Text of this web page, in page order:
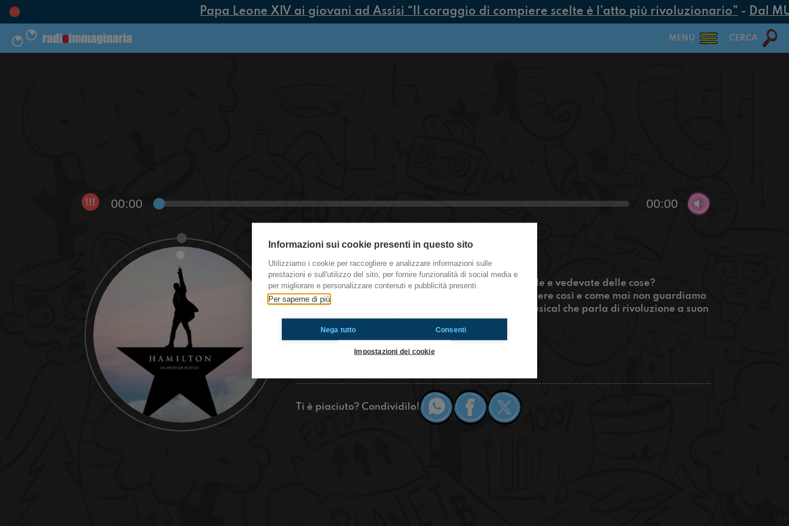
Papa Leone XIV ai giovani ad Assisi “Il coraggio di compiere scelte è l’atto più rivoluzionario”- Dal
MENU CERCA
!!! 00:00 00:00
#milano Guardatevi il Cielo
ON AIR
Vi ricordate quando da piccoli guardavate le nuvole e vedevate delle cose?
Scopriamo perché la nostra mente ce le faceva vedere così e come mai non guardiamo
più il cielo. Intanto vi presentiamo Hamilton, un musical che parla di rivoluzione a suon
di musica rap!
#OkkinSu www.radioimmaginaria.it
Ti è piaciuto? Condividilo!
Informazioni sui cookie presenti in questo sito
Utilizziamo i cookie per raccogliere e analizzare informazioni sulle
prestazioni e sull'utilizzo del sito, per fornire funzionalità di social media e
per migliorare e personalizzare contenuti e pubblicità presenti.
Per saperne di più
Nega tutto Consenti
Impostazioni dei cookie